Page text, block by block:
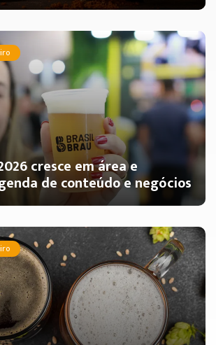
cresce em área e
de conteúdo e negócios